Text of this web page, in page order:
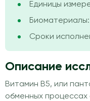
Единицы
Биоматериалы:
Сроки
Описание
Витамин B5, или
обменных процессах